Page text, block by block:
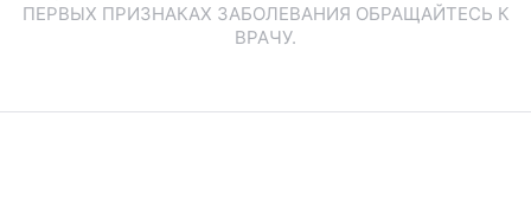
ПЕРВЫХ ПРИЗНАКАХ ЗАБОЛЕВАНИЯ ОБРАЩАЙТЕСЬ К
ВРАЧУ.